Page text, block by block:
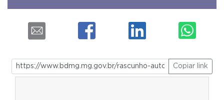
Copiar link